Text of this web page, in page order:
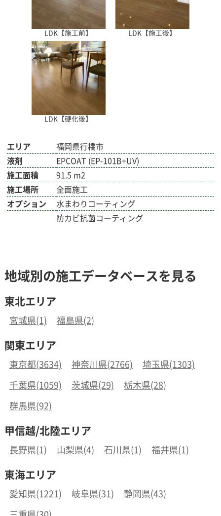
LDK【施工前】 LDK【施工後】
LDK【硬化後】
エリア
福岡県行橋市
液剤
EPCOAT (EP-101B+UV)
施工面積
91.5 m2
施工場所
全面施工
オプション
水まわりコーティング
防カビ抗菌コーティング
地域別の施工データベースを見る
東北エリア
宮城県(1) 福島県(2)
関東エリア
東京都(3634) 神奈川県(2766)
埼玉県(1303)
千葉県(1059)
茨城県(29)
栃木県(28)
群馬県(92)
甲信越/北陸エリア
長野県(1) 山梨県(4) 石川県(1) 福井県(1)
東海エリア
愛知県(1221) 岐阜県(31)
静岡県(43)